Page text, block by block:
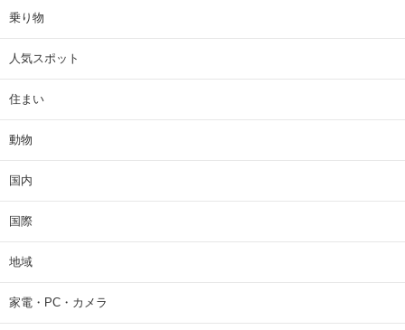
乗り物
人気スポット
住まい
動物
国内
国際
地域
家電・PC・カメラ